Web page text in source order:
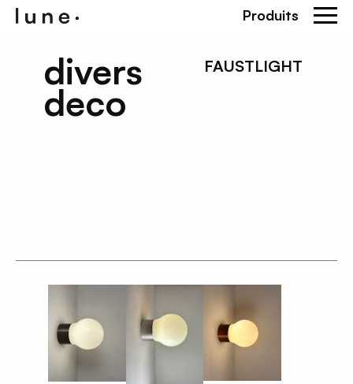
Produits
divers
deco
FAUSTLIGHT